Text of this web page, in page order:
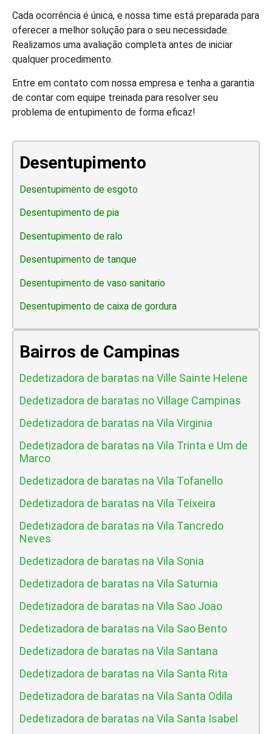
Cada ocorrência é única, e nossa time está preparada para
oferecer a melhor solução para o seu necessidade.
Realizamos uma avaliação completa antes de iniciar
qualquer procedimento.
Entre em contato com nossa empresa e tenha a garantia
de contar com equipe treinada para resolver seu
problema de entupimento de forma eficaz!
Desentupimento
Desentupimento de esgoto
Desentupimento de pia
Desentupimento de ralo
Desentupimento de tanque
Desentupimento de vaso sanitario
Desentupimento de caixa de gordura
Bairros de Campinas
Dedetizadora de baratas na Ville Sainte Helene
Dedetizadora de baratas no Village Campinas
Dedetizadora de baratas na Vila Virginia
Dedetizadora de baratas na Vila Trinta e Um de
Marco
Dedetizadora de baratas na Vila Tofanello
Dedetizadora de baratas na Vila Teixeira
Dedetizadora de baratas na Vila Tancredo
Neves
Dedetizadora de baratas na Vila Sonia
Dedetizadora de baratas na Vila Saturnia
Dedetizadora de baratas na Vila Sao Joao
Dedetizadora de baratas na Vila Sao Bento
Dedetizadora de baratas na Vila Santana
Dedetizadora de baratas na Vila Santa Rita
Dedetizadora de baratas na Vila Santa Odila
Dedetizadora de baratas na Vila Santa Isabel